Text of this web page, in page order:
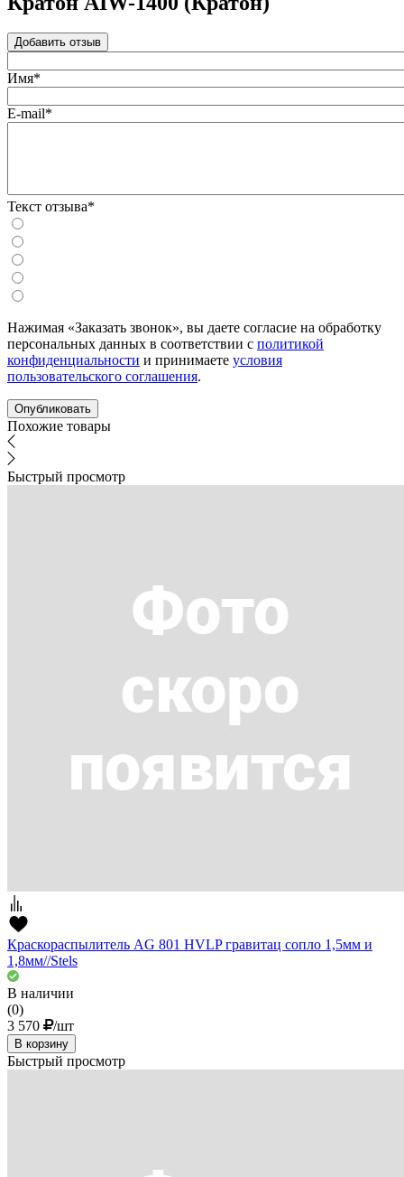
Добавить отзыв
Имя*
E-mail*
Текст отзыва*
Нажимая «Заказать звонок», вы даете согласие на обработку
персональных данных в соответствии с политикой
конфиденциальности и принимаете условия
пользовательского соглашения.
Похожие товары
Быстрый просмотр
Краскораспылитель AG 801 HVLP гравитац сопло 1,5мм и
1,8мм//Stels
В наличии
(0)
3 570
/шт
В корзину
Быстрый просмотр